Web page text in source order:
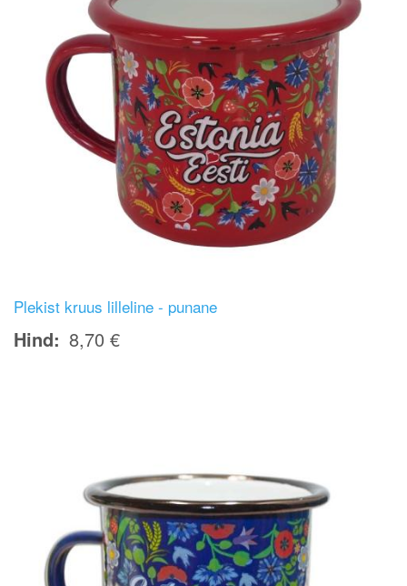
Plekist kruus lilleline - punane
Hind 8,70 €